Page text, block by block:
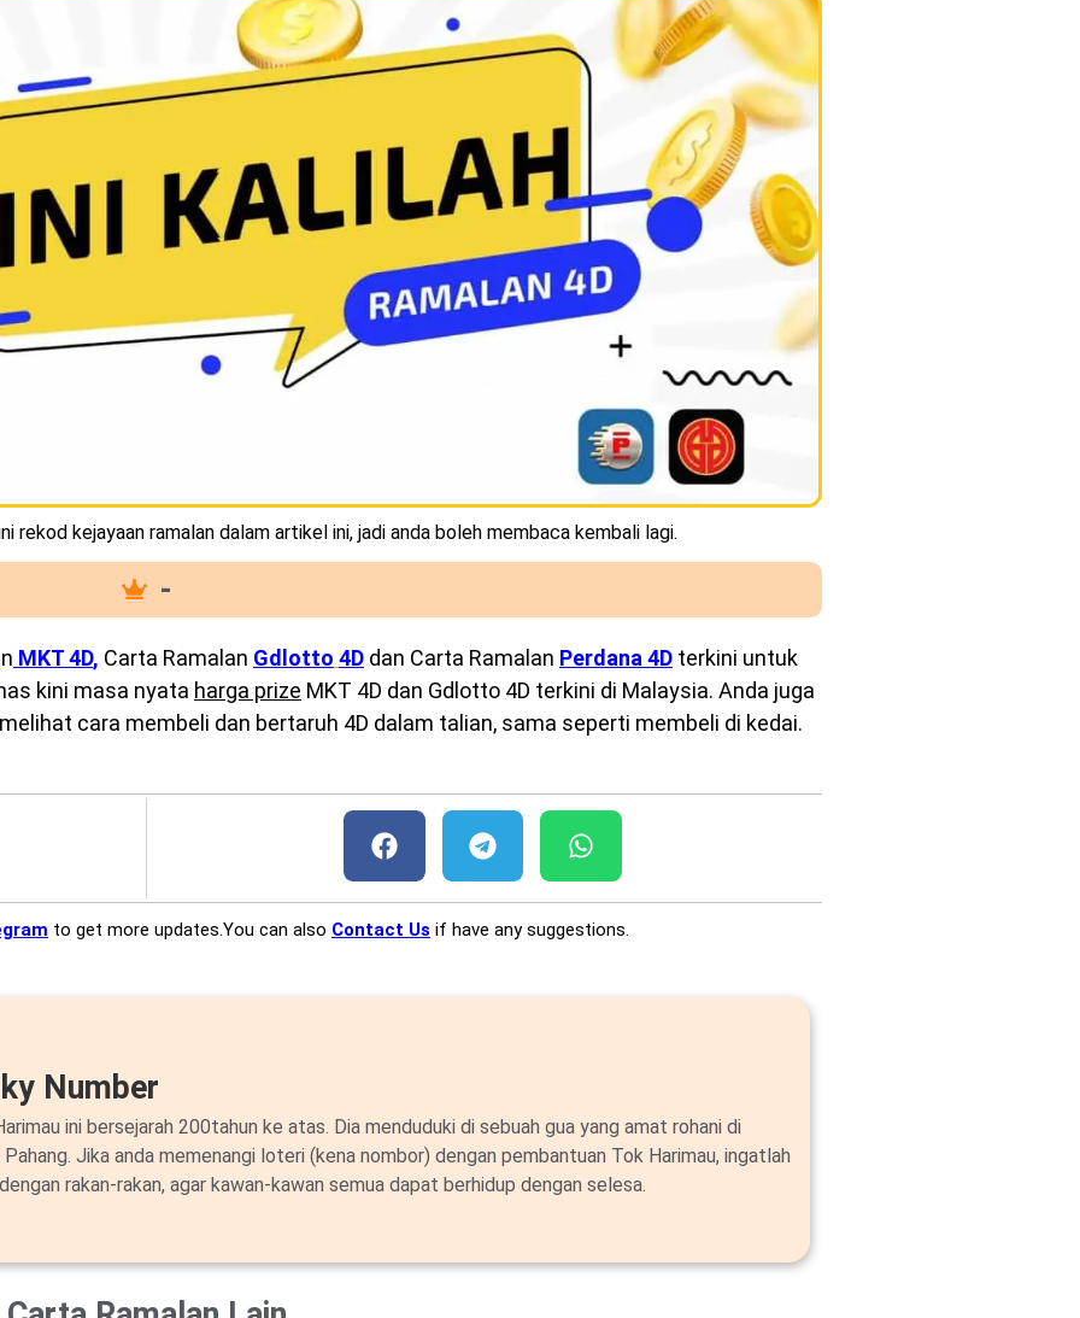
rekod kejayaan ramalan dalam artikel ini, jadi anda boleh membaca kembali lagi.
-
MKT 4D, Carta Ramalan Gdlotto 4D dan Carta Ramalan Perdana 4D terkini untuk
kini masa nyata harga prize MKT 4D dan Gdlotto 4D terkini di Malaysia. Anda juga
cara membeli dan bertaruh 4D dalam talian, sama seperti membeli di kedai.
to get more updates.You can also Contact Us if have any suggestions.
Number
ini bersejarah 200tahun ke atas. Dia menduduki di sebuah gua yang amat rohani di
Jika anda memenangi loteri (kena nombor) dengan pembantuan Tok Harimau, ingatlah
rakan-rakan, agar kawan-kawan semua dapat berhidup dengan selesa.